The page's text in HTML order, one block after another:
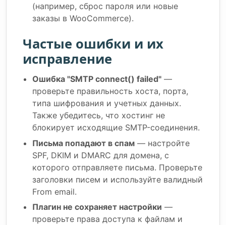
(например, сброс пароля или новые
заказы в WooCommerce).
Частые ошибки и их
исправление
Ошибка "SMTP connect() failed" —
проверьте правильность хоста, порта,
типа шифрования и учетных данных.
Также убедитесь, что хостинг не
блокирует исходящие SMTP-соединения.
Письма попадают в спам — настройте
SPF, DKIM и DMARC для домена, с
которого отправляете письма. Проверьте
заголовки писем и используйте валидный
From email.
Плагин не сохраняет настройки —
проверьте права доступа к файлам и